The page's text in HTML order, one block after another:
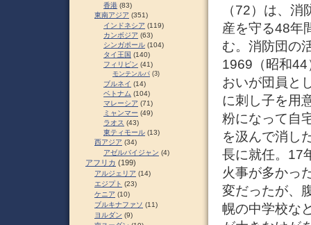
（72）は、
産を守る48年
む。消防団の
1969（昭和44
おいが団員と
に刺し子を用
粉になって自
を汲んで消し
長に就任。17
火事が多かっ
変だったが、
幌の中学校な
香港 (83)
東南アジア (351)
インドネシア (119)
カンボジア (63)
シンガポール (104)
タイ王国 (140)
フィリピン (41)
モンテンルパ (3)
ブルネイ (14)
ベトナム (104)
マレーシア (71)
ミャンマー (49)
ラオス (43)
東ティモール (13)
西アジア (34)
アゼルバイジャン (4)
アフリカ (199)
アルジェリア (14)
エジプト (23)
ケニア (10)
ブルキナファソ (11)
ヨルダン (9)